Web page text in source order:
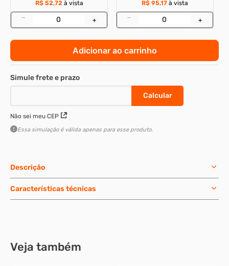
R$ 52,72 à vista
– +
R$ 95,17à vista
– +
Adicionar ao carrinho
Não sei meu CEP
Essa simulação é válida apenas para esse produto.
Descrição
Características técnicas
Veja também